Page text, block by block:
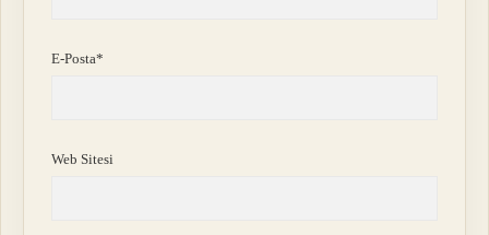
E-Posta*
Web Sitesi